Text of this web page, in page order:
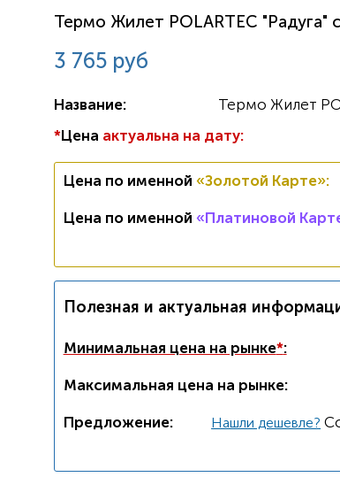
Термо Жилет POLARTEC "Радуга"
3 765 руб
Название:
Термо Жилет
*Цена актуальна на дату:
Цена по именной «Золотой Карте»:
Цена по именной «Платиновой
Полезная и актуальная
Минимальная цена на рынке*:
Максимальная цена на рынке:
Предложение: Нашли дешевле?